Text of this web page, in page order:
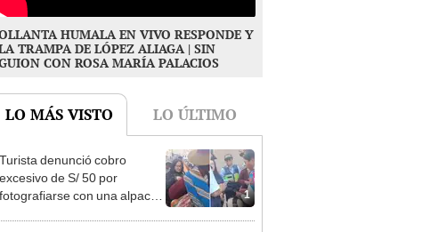
HUMALA EN VIVO RESPONDE Y
TRAMPA DE LÓPEZ ALIAGA | SIN
CON ROSA MARÍA PALACIOS
LO MÁS VISTO LO ÚLTIMO
1
Turista denunció cobro
excesivo de S/ 50 por
fotografiarse con una alpaca